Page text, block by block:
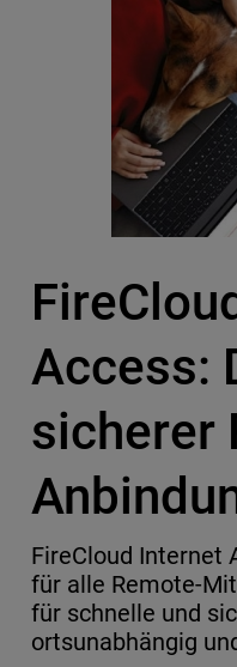
Access:
sicherer
FireCloud Internet
für alle Remote-
für schnelle und
ortsunabhängig